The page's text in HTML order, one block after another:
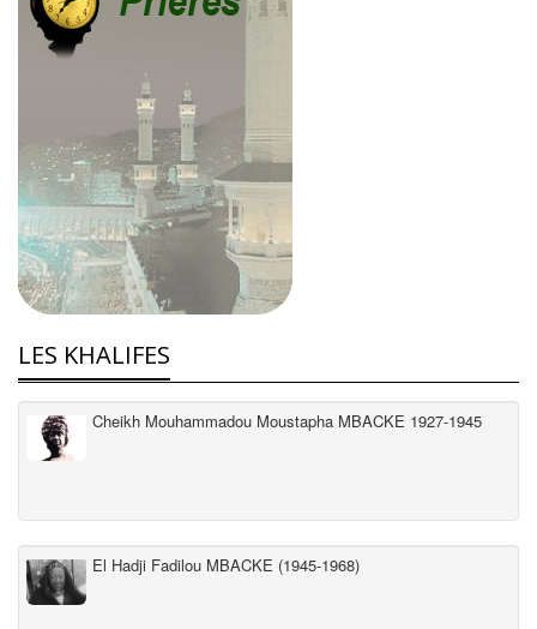
LES KHALIFES
Cheikh Mouhammadou Moustapha MBACKE 1927-1945
El Hadji Fadilou MBACKE (1945-1968)